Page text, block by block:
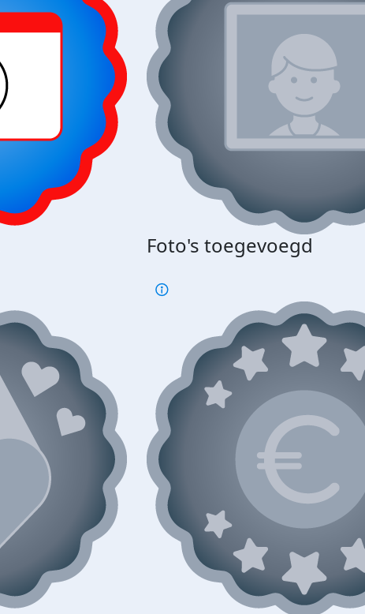
Foto's toegevoegd